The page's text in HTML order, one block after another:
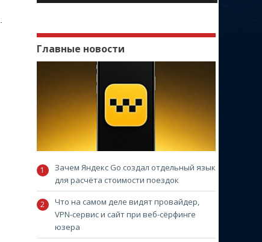
Главные новости
Зачем Яндекс Go создал отдельный язык
для расчёта стоимости поездок
Что на самом деле видят провайдер,
VPN-сервис и сайт при веб-сёрфинге
юзера